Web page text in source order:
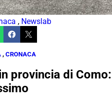
, Newslab
, CRONACA
provincia di